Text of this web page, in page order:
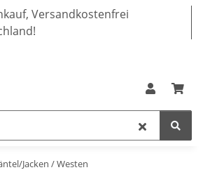
Versandkostenfrei
Jacken / Westen